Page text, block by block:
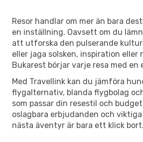
Resor handlar om mer än bara
en inställning. Oavsett om du
att utforska den pulserande
eller jaga solsken, inspiration eller
Bukarest börjar varje resa med en
Med Travellink kan du jämföra
flygalternativ, blanda flygbolag
som passar din resestil och
oslagbara erbjudanden och
nästa äventyr är bara ett klick bort.